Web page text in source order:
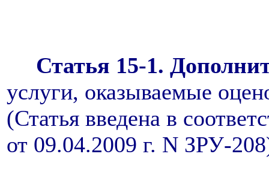
Статья 15-1.
услуги, оказываемые
(Статья введена в
от 09.04.2009 г. N ЗРУ-